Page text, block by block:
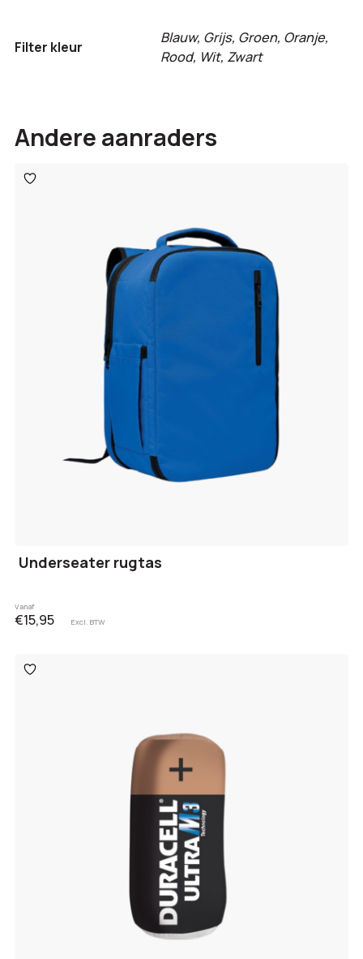
Filter kleur
Blauw, Grijs, Groen, Oranje,
Rood, Wit, Zwart
Andere aanraders
Toevoegen
aan
Underseater rugtas
Vanaf
€15,95 Excl. BTW
Toevoegen
aan